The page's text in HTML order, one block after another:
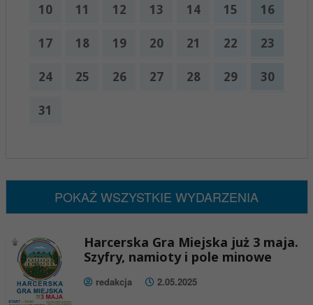
10 11 12 13 14 15 16
17 18 19 20 21 22 23
24 25 26 27 28 29 30
31
POKAŻ WSZYSTKIE WYDARZENIA
Harcerska Gra Miejska już 3 maja.
Szyfry, namioty i pole minowe
redakcja 2.05.2025